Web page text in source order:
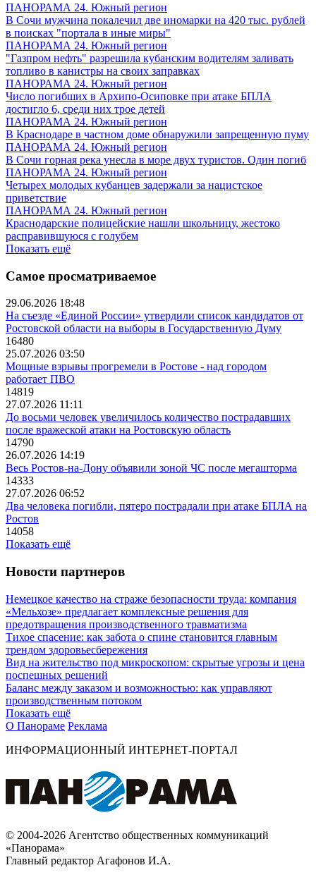
ПАНОРАМА 24. Южный регион
В Сочи мужчина покалечил две иномарки на 420 тыс. рублей
в поисках "портала в иные миры"
ПАНОРАМА 24. Южный регион
"Газпром нефть" разрешила кубанским водителям заливать
топливо в канистры на своих заправках
ПАНОРАМА 24. Южный регион
Число погибших в Архипо-Осиповке при атаке БПЛА
достигло 6, среди них трое детей
ПАНОРАМА 24. Южный регион
В Краснодаре в частном доме обнаружили запрещенную пуму
ПАНОРАМА 24. Южный регион
В Сочи горная река унесла в море двух туристов. Один погиб
ПАНОРАМА 24. Южный регион
Четырех молодых кубанцев задержали за нацистское
приветствие
ПАНОРАМА 24. Южный регион
Краснодарские полицейские нашли школьницу, жестоко
расправившуюся с голубем
Показать ещё
Самое просматриваемое
29.06.2026 18:48
На съезде «Единой России» утвердили список кандидатов от
Ростовской области на выборы в Государственную Думу
16480
25.07.2026 03:50
Мощные взрывы прогремели в Ростове - над городом
работает ПВО
14819
27.07.2026 11:11
До восьми человек увеличилось количество пострадавших
после вражеской атаки на Ростовскую область
14790
26.07.2026 14:19
Весь Ростов-на-Дону объявили зоной ЧС после мегашторма
14333
27.07.2026 06:52
Два человека погибли, пятеро пострадали при атаке БПЛА на
Ростов
14058
Показать ещё
Новости партнеров
Немецкое качество на страже безопасности труда: компания
«Мельхозе» предлагает комплексные решения для
предотвращения производственного травматизма
Тихое спасение: как забота о спине становится главным
трендом здоровьесбережения
Вид на жительство под микроскопом: скрытые угрозы и цена
поспешных решений
Баланс между заказом и возможностью: как управляют
производственным потоком
Показать ещё
О Панораме Реклама
ИНФОРМАЦИОННЫЙ ИНТЕРНЕТ-ПОРТАЛ
© 2004-2026 Агентство общественных коммуникаций
«Панорама»
Главный редактор Агафонов И.А.